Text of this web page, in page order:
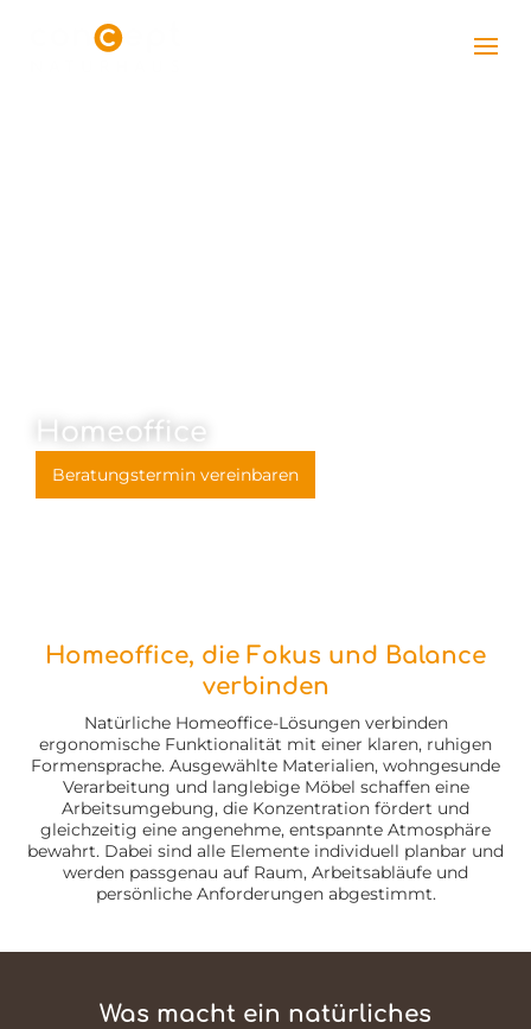
Homeoffice
Beratungstermin vereinbaren
Homeoffice, die Fokus und Balance
verbinden
Natürliche Homeoffice-Lösungen verbinden
ergonomische Funktionalität mit einer klaren, ruhigen
Formensprache. Ausgewählte Materialien, wohngesunde
Verarbeitung und langlebige Möbel schaffen eine
Arbeitsumgebung, die Konzentration fördert und
gleichzeitig eine angenehme, entspannte Atmosphäre
bewahrt. Dabei sind alle Elemente individuell planbar und
werden passgenau auf Raum, Arbeitsabläufe und
persönliche Anforderungen abgestimmt.
Was macht ein natürliches